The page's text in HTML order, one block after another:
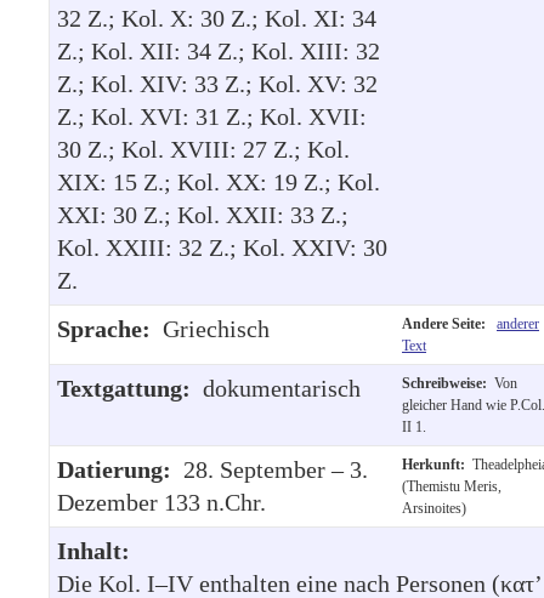
32 Z.; Kol. X: 30 Z.; Kol. XI: 34
Z.; Kol. XII: 34 Z.; Kol. XIII: 32
Z.; Kol. XIV: 33 Z.; Kol. XV: 32
Z.; Kol. XVI: 31 Z.; Kol. XVII:
30 Z.; Kol. XVIII: 27 Z.; Kol.
XIX: 15 Z.; Kol. XX: 19 Z.; Kol.
XXI: 30 Z.; Kol. XXII: 33 Z.;
Kol. XXIII: 32 Z.; Kol. XXIV: 30
Z.
Sprache: Griechisch Andere Seite:
anderer
Text
Textgattung: dokumentarisch Schreibweise: Von
gleicher Hand wie P.Col.
II 1.
Datierung: 28. September – 3.
Dezember 133 n.Chr.
Herkunft:
(Themistu Meris,
Arsinoites)
Inhalt:
Die Kol. I–IV enthalten eine nach Personen (κατ’